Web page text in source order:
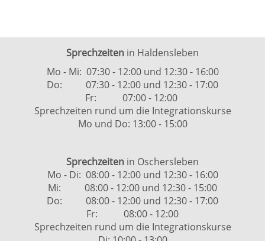
Sprechzeiten in Haldensleben
Mo - Mi: 07:30 - 12:00 und 12:30 - 16:00
Do: 07:30 - 12:00 und 12:30 - 17:00
Fr: 07:00 - 12:00
Sprechzeiten rund um die Integrationskurse
Mo und Do: 13:00 - 15:00
Sprechzeiten in Oschersleben
Mo - Di: 08:00 - 12:00 und 12:30 - 16:00
Mi: 08:00 - 12:00 und 12:30 - 15:00
Do: 08:00 - 12:00 und 12:30 - 17:00
Fr: 08:00 - 12:00
Sprechzeiten rund um die Integrationskurse